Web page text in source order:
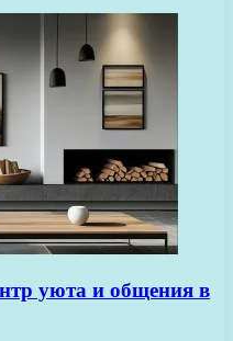
уюта и общения в